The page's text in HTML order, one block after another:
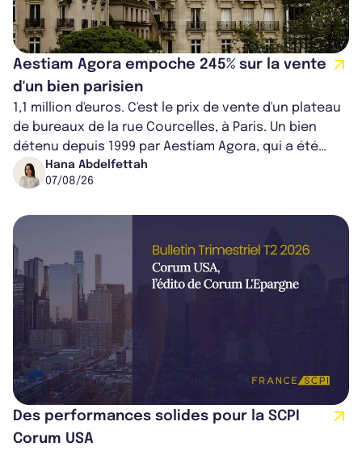
Aestiam Agora empoche 245% sur la vente
d'un bien parisien
1,1 million d'euros. C'est le prix de vente d'un plateau
de bureaux de la rue Courcelles, à Paris. Un bien
détenu depuis 1999 par Aestiam Agora, qui a été
cédé avec une plus-value...
Hana Abdelfettah
07/08/26
Des performances solides pour la SCPI
Corum USA